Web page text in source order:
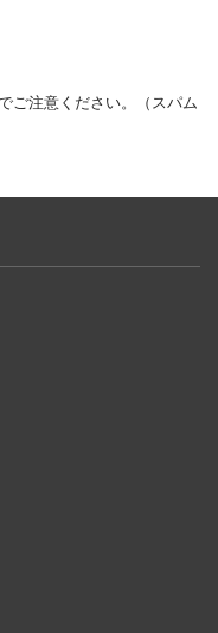
ご注意ください。（スパム